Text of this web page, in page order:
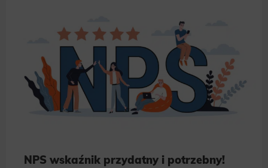
NPS wskaźnik przydatny i potrzebny!